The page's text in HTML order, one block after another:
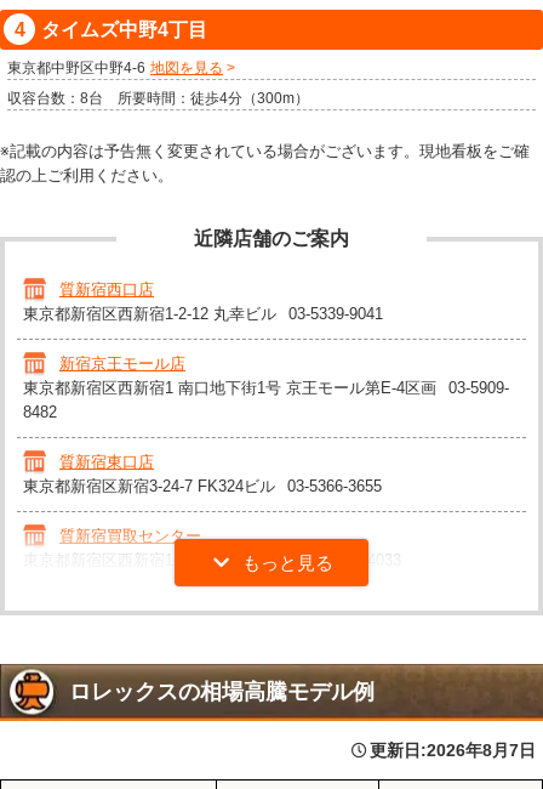
タイムズ中野4丁目
東京都中野区中野4-6 地図を見る
収容台数：8台 所要時間：徒歩4分（300m）
※記載の内容は予告無く変更されている場合がございます。現地看板をご確
認の上ご利用ください。
近隣店舗のご案内
質新宿西口店
東京都新宿区西新宿1-2-12 丸幸ビル
03-5339-9041
新宿京王モール店
東京都新宿区西新宿1 南口地下街1号 京王モール第E-4区画
03-5909-
8482
質新宿東口店
東京都新宿区新宿3-24-7 FK324ビル
03-5366-3655
質新宿買取センター
東京都新宿区西新宿1-18-3 村上ビル7F
03-5325-4033
ロレックスの相場高騰モデル例
更新日:2026年8月7日